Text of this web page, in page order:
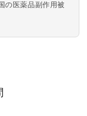
の医薬品副作用被